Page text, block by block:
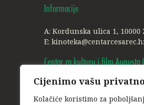
Cijenimo vašu
Kolačiće koristimo za
Informacije
A: Kordunska ulica 1, 10000
E:
Centar za kulturu i film Augusta
A: Ilica 227, 1. i 3. kat, 10000
E:info@centarcesarec.hr